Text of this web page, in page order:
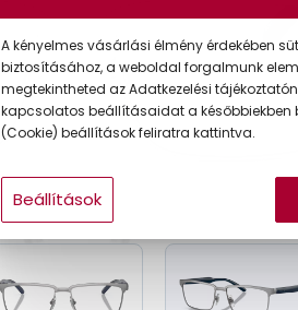
A kényelmes vásárlási élmény érdekében
biztosításához, a weboldal forgalmunk
megtekintheted az Adatkezelési
kapcsolatos beállításaidat a
(Cookie) beállítások feliratra kattintva.
Beállítások